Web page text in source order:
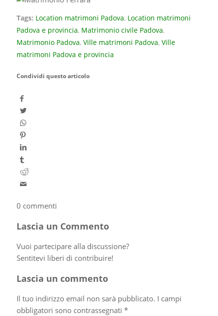
Tags: Location matrimoni Padova, Location matrimoni
Padova e provincia, Matrimonio civile Padova,
Matrimonio Padova, Ville matrimoni Padova, Ville
matrimoni Padova e provincia
Condividi questo articolo
0 commenti
Lascia un Commento
Vuoi partecipare alla discussione?
Sentitevi liberi di contribuire!
Lascia un commento
Il tuo indirizzo email non sarà pubblicato. I campi
obbligatori sono contrassegnati *